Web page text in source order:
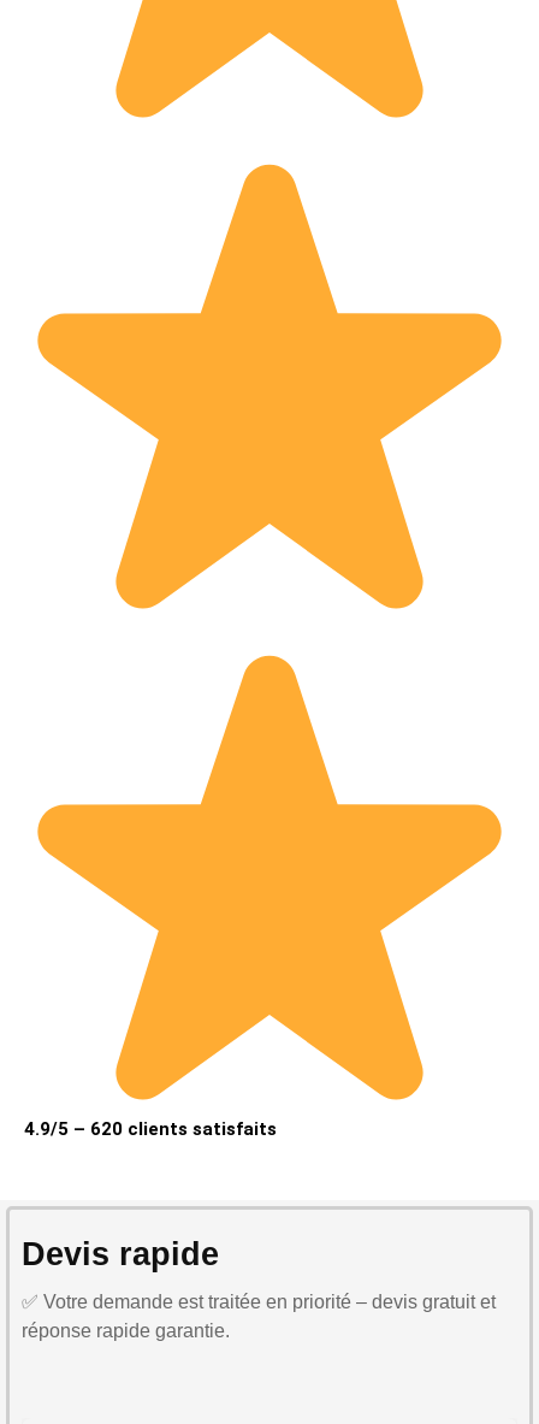
4.9/5 – 620 clients satisfaits
Devis rapide
✅ Votre demande est traitée en priorité – devis gratuit et
réponse rapide garantie.